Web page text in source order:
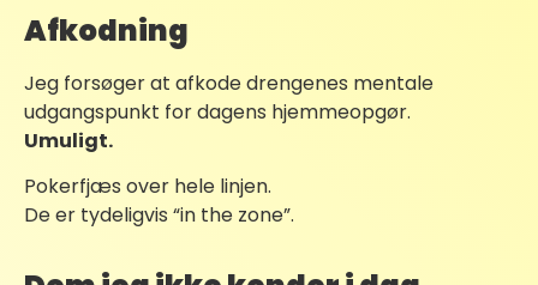
Afkodning
Jeg forsøger at afkode drengenes mentale
udgangspunkt for dagens hjemmeopgør.
Umuligt.
Pokerfjæs over hele linjen.
De er tydeligvis “in the zone”.